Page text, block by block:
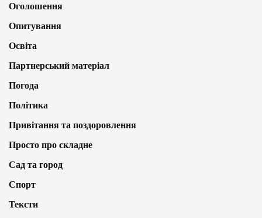
Оголошення
Опитування
Освіта
Партнерський матеріал
Погода
Політика
Привітання та поздоровлення
Просто про складне
Сад та город
Спорт
Тексти